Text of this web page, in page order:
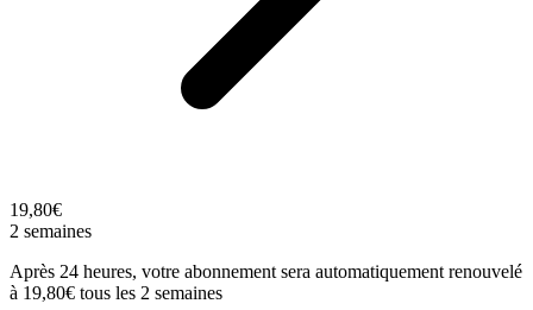
19,80€
2 semaines
Après 24 heures, votre abonnement sera automatiquement renouvelé
à 19,80€ tous les 2 semaines